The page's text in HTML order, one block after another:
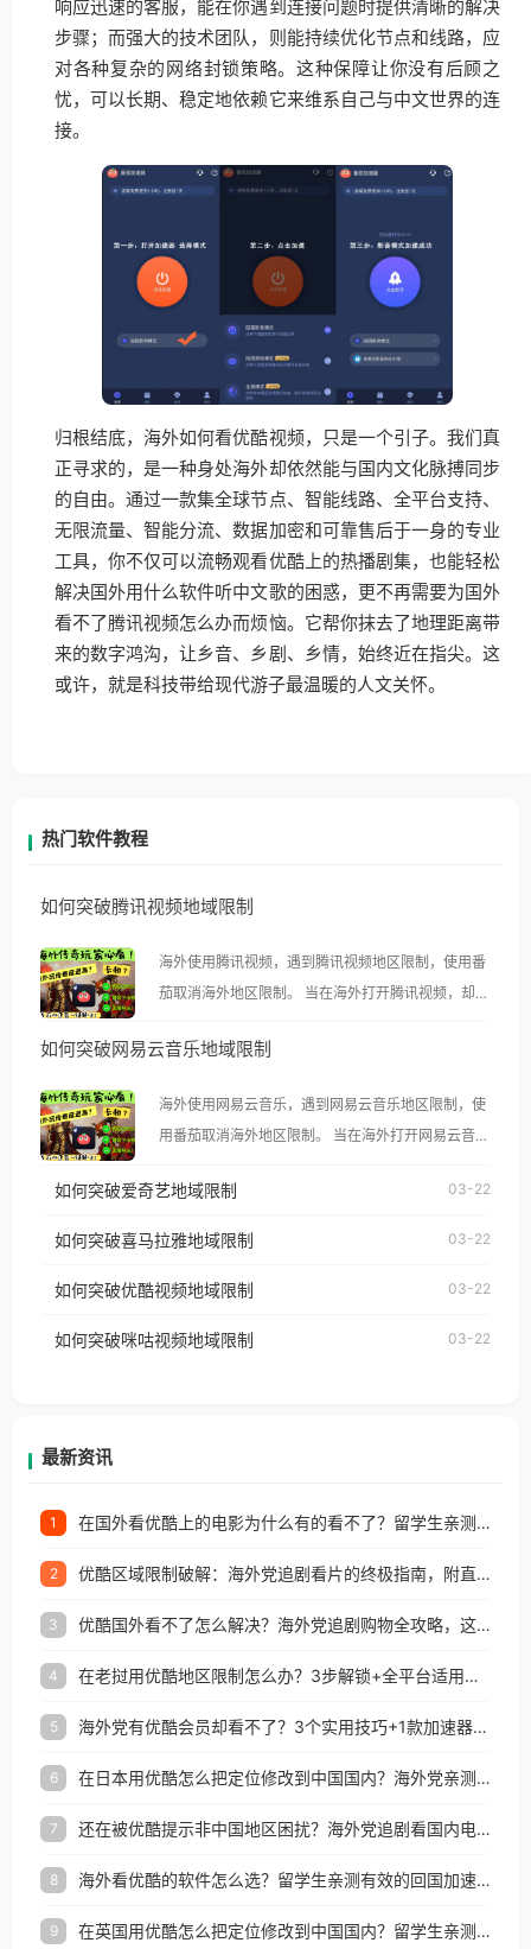
响应迅速的客服，能在你遇到连接问题时提供清晰的解决
步骤；而强大的技术团队，则能持续优化节点和线路，应
对各种复杂的网络封锁策略。这种保障让你没有后顾之
忧，可以长期、稳定地依赖它来维系自己与中文世界的连
接。
归根结底，海外如何看优酷视频，只是一个引子。我们真
正寻求的，是一种身处海外却依然能与国内文化脉搏同步
的自由。通过一款集全球节点、智能线路、全平台支持、
无限流量、智能分流、数据加密和可靠售后于一身的专业
工具，你不仅可以流畅观看优酷上的热播剧集，也能轻松
解决国外用什么软件听中文歌的困惑，更不再需要为国外
看不了腾讯视频怎么办而烦恼。它帮你抹去了地理距离带
来的数字鸿沟，让乡音、乡剧、乡情，始终近在指尖。这
或许，就是科技带给现代游子最温暖的人文关怀。
热门软件教程
如何突破腾讯视频地域限制
海外使用腾讯视频，遇到腾讯视频地区限制，使用番
茄取消海外地区限制。 当在海外打开腾讯视频，却突
示语。 海外用户如香港、澳门、台湾、美国、加拿
像其他音乐平台一样，出现地区及版权限制问题，且
仅能在中国大陆地区播放。 遇到这个问题的朋友们，
台湾、美国、加拿大、澳大利亚、欧洲等国家和地区
权限制所困扰。
如何突破网易云音乐地域限制
海外使用网易云音乐，遇到网易云音乐地区限制，使
用番茄取消海外地区限制。 当在海外打开网易云音
播放”的提示语。 海外用户如香港、澳门、台湾、美
制问题，且仅能在中国大陆地区播放。 遇到这个问题
户收听网易云音乐地区版权限制」的问题，无论人在
如何突破爱奇艺地域限制 03-22
如何突破喜马拉雅地域限制 03-22
如何突破优酷视频地域限制 03-22
如何突破咪咕视频地域限制 03-22
最新资讯
1 在国外看优酷上的电影为什么有的看不了？留学生亲测有效的回国加速方案
2 优酷区域限制破解：海外党追剧看片的终极指南，附直播欧冠+1905电影网解决方案
3 优酷国外看不了怎么解决？海外党追剧购物全攻略，这招亲测有效！
4 在老挝用优酷地区限制怎么办？3步解锁+全平台适用的回国加速器指南
5 海外党有优酷会员却看不了？3个实用技巧+1款加速器解决追剧&金融APP难题
6 在日本用优酷怎么把定位修改到中国国内？海外党亲测有效的回国加速指南
7 还在被优酷提示非中国地区困扰？海外党追剧看国内电影的正确打开方式
8 海外看优酷的软件怎么选？留学生亲测有效的回国加速方案
9 在英国用优酷怎么把定位修改到中国国内？留学生亲测有效的回国加速方案